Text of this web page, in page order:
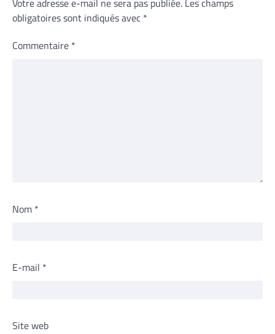
obligatoires sont indiqués avec *
Commentaire *
Nom *
E-mail *
Site web